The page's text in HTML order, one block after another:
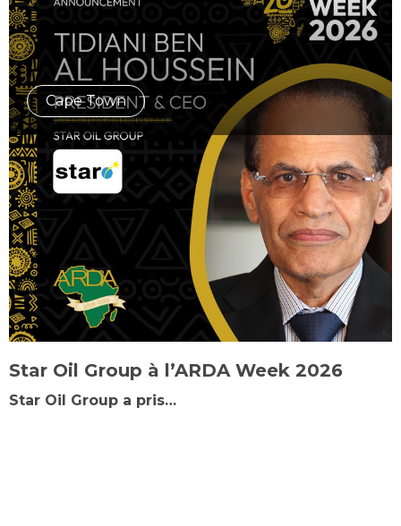
Cape Town
Star Oil Group à l’ARDA Week 2026
Star Oil Group a pris…